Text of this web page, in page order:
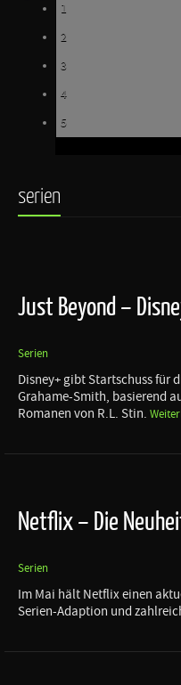
1
2
3
4
5
serien
Just Beyond –
Serien
Disney+ gibt Startschuss für
Grahame-Smith, basierend
Romanen von R.L. Stin.
Netflix – Die
Serien
Im Mai hält Netflix einen
Serien-Adaption und